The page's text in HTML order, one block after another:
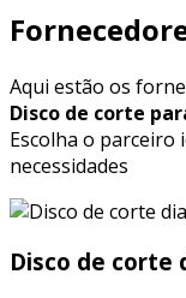
Aqui estão os
Disco de corte
Escolha o parceiro
necessidades
Disco de corte